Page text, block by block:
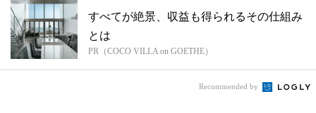
すべてが絶景、収益も得られるその仕組み
とは
PR（COCO VILLA on GOETHE）
Recommended by